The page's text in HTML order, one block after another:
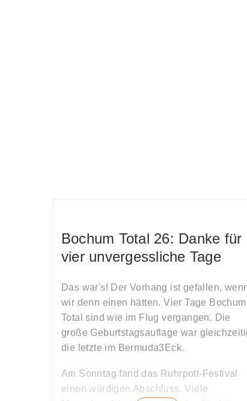
Bochum Total 26: Danke für
vier unvergessliche Tage
Das war's! Der Vorhang ist gefallen,
wir denn einen hätten. Vier Tage Bochum
Total sind wie im Flug vergangen. Die
große Geburtstagsauflage war
die letzte im Bermuda3Eck.
Am Sonntag fand das Ruhrpott-Festival
einen würdigen Abschluss. Viele